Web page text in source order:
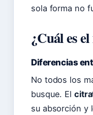
sola forma no
¿Cuál es
Diferencias
No todos los
busque. El
su absorción y